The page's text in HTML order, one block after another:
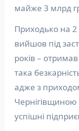
майже 3 млрд
Приходько на 2 місяці опинився в СІЗО, але
вийшов під
років –
така
адже з
Чернігівщиною
успішні